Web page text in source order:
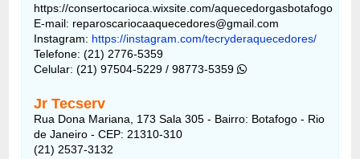
https://consertocarioca.wixsite.com/aquecedorgasbotafogo
E-mail: reparoscariocaaquecedores@gmail.com
Instagram: https://instagram.com/tecryderaquecedores/
Telefone: (21) 2776-5359
Celular: (21) 97504-5229 / 98773-5359
Jr Tecserv
Rua Dona Mariana, 173 Sala 305 - Bairro: Botafogo - Rio
de Janeiro - CEP: 21310-310
(21) 2537-3132